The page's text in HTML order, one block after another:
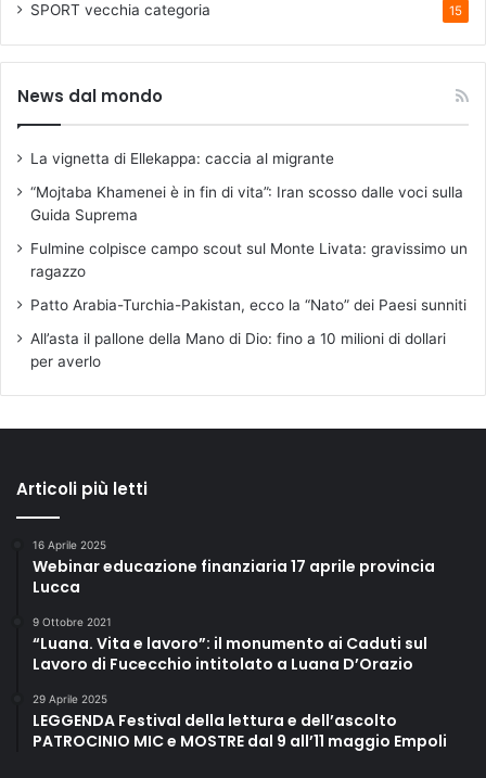
o
B
o
r
ò
”
i
g
s
b
o
)
SPORT vecchia categoria 15
News dal mondo
La vignetta di Ellekappa: caccia al migrante
“Mojtaba Khamenei è in fin di vita”: Iran scosso dalle voci sulla
Guida Suprema
Fulmine colpisce campo scout sul Monte Livata: gravissimo un
ragazzo
Patto Arabia-Turchia-Pakistan, ecco la “Nato” dei Paesi sunniti
All’asta il pallone della Mano di Dio: fino a 10 milioni di dollari
per averlo
Articoli più letti
16 Aprile 2025
Webinar educazione finanziaria 17 aprile provincia
Lucca
9 Ottobre 2021
“Luana. Vita e lavoro”: il monumento ai Caduti sul
Lavoro di Fucecchio intitolato a Luana D’Orazio
29 Aprile 2025
LEGGENDA Festival della lettura e dell’ascolto
PATROCINIO MIC e MOSTRE dal 9 all’11 maggio Empoli